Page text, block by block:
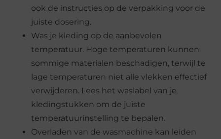
ook de instructies op de verpakking voor de
juiste dosering.
Was je kleding op de aanbevolen
temperatuur. Hoge temperaturen kunnen
sommige materialen beschadigen, terwijl te
lage temperaturen niet alle vlekken effectief
verwijderen. Lees het waslabel van je
kledingstukken om de juiste
temperatuurinstelling te bepalen.
Overladen van de wasmachine kan leiden